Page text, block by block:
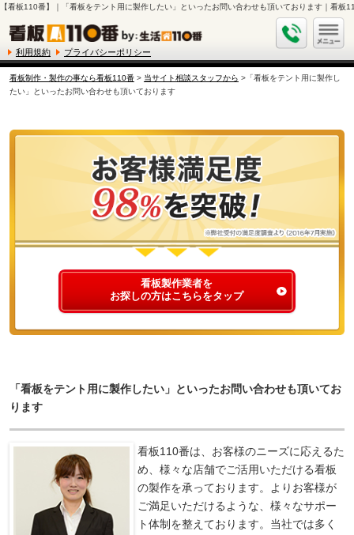
【看板110番】｜「看板をテント用に製作したい」といったお問い合わせも頂いております｜看板
利用規約 プライバシーポリシー
看板制作・製作の事なら看板110番> 当サイト相談スタッフから >「看板をテント用に製作し
たい」といったお問い合わせも頂いております
看板製作業者を
お探しの方はこちらをタップ
「看板をテント用に製作したい」といったお問い合わせも頂いてお
ります
看板110番は、お客様のニーズに応えるた
め、様々な店舗でご活用いただける看板
の製作を承っております。よりお客様が
ご満足いただけるような、様々なサポー
ト体制を整えております。当社では多く